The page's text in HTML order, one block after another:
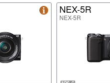
NEX-5R
NEX-5R